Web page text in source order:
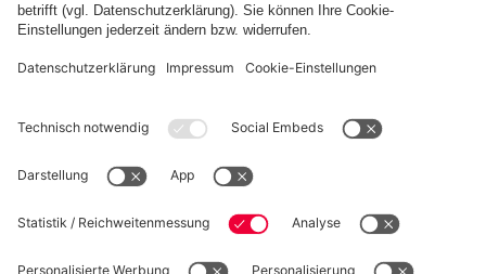
WIDERRUF
Datenschutz
Cookie Details